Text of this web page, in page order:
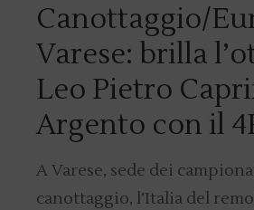
Canottaggio/
Varese: brilla
Leo Pietro
Argento con il
A Varese, sede dei
canottaggio, l’Italia del